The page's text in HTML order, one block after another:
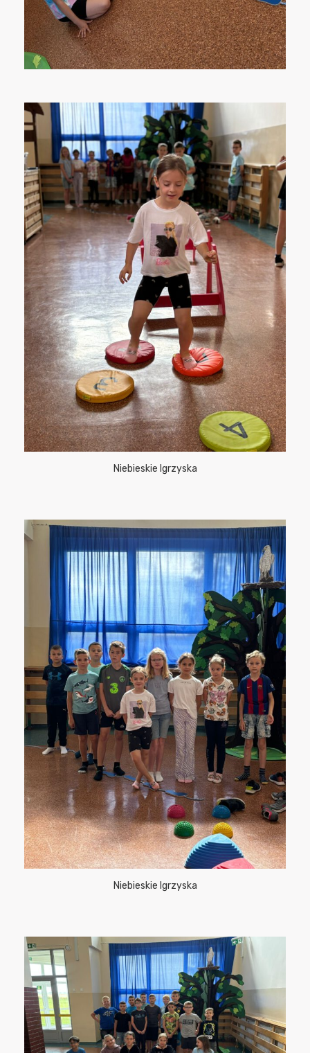
Niebieskie Igrzyska
Niebieskie Igrzyska